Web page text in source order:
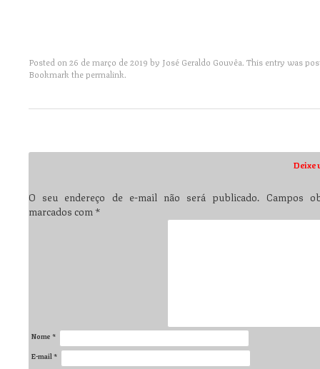
Posted on26 de março de 2019 by José Geraldo Gouvêa. This entry was
Bookmark thepermalink.
Deixe
O seu endereço de e-mail não será publicado. Campos
marcados com*
Nome *
E-mail *